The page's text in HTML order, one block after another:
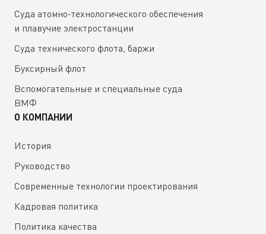
Суда атомно-технологического обеспечения
и плавучие электростанции
Суда технического флота, баржи
Буксирный флот
Вспомогательные и специальные суда
ВМФ
О КОМПАНИИ
История
Руководство
Современные технологии проектирования
Кадровая политика
Политика качества